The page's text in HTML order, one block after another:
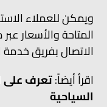
ويمكن للعملاء
المتاحة والأسعار
الاتصال بفريق خدمة
اقرأ أيضاً:تعرف على
السياحية